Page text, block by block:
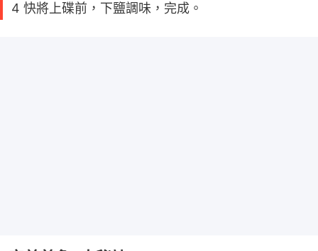
4 快將上碟前，下鹽調味，完成。